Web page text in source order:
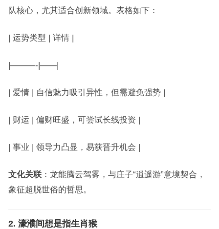
队核心，尤其适合创新领域。表格如下：
| 运势类型 | 详情 |
|———-|——|
| 爱情 | 自信魅力吸引异性，但需避免强势 |
| 财运 | 偏财旺盛，可尝试长线投资 |
| 事业 | 领导力凸显，易获晋升机会 |
文化关联：龙能腾云驾雾，与庄子“逍遥游”意境契合，
象征超脱世俗的哲思。
2. 濠濮间想是指生肖猴